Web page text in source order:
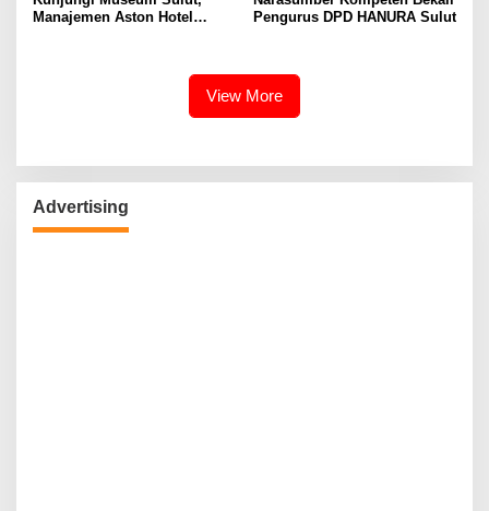
Manajemen Aston Hotel
Pengurus DPD HANURA Sulut
View More
Advertising